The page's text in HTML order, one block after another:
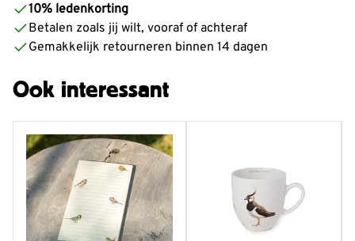
10% ledenkorting
Betalen zoals jij wilt, vooraf of achteraf
Gemakkelijk retourneren binnen 14 dagen
Ook interessant